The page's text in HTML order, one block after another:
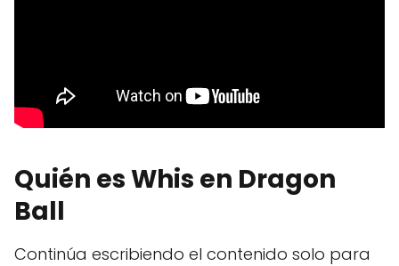
Quién es Whis en Dragon
Ball
Continúa escribiendo el contenido solo para